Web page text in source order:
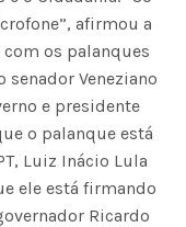
afirmou a
os palanques
senador Veneziano
e presidente
o palanque está
Luiz Inácio Lula
ele está firmando
Ricardo